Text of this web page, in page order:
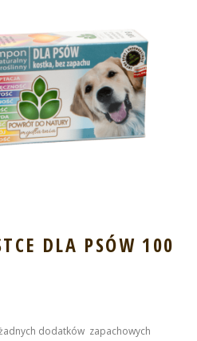
DLA PSÓW 100
dodatków zapachowych